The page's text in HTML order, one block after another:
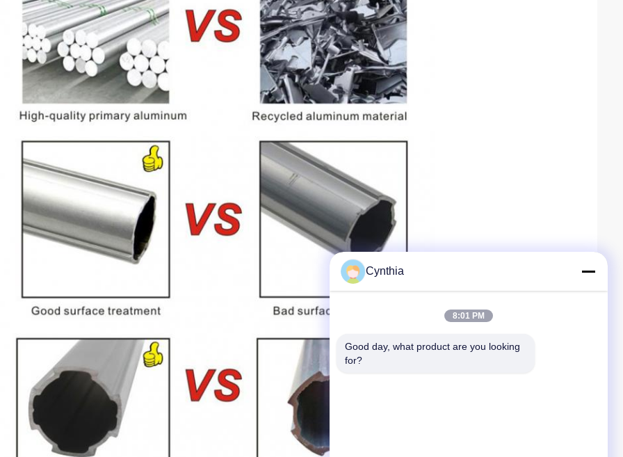
Cynthia
8:01 PM
Good day, what product are you looking
for?